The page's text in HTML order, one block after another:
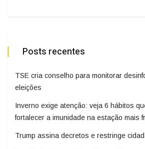
Posts recentes
TSE cria conselho para monitorar
eleições
Inverno exige atenção: veja 6 hábitos
fortalecer a imunidade na estação mais
Trump assina decretos e restringe